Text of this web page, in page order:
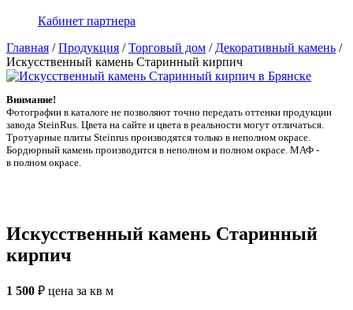
Кабинет партнера
Главная /Продукция /Торговый дом / Декоративный камень /
Искусственный камень Старинный кирпич
Внимание!
Фотографии в каталоге не позволяют точно передать оттенки продукции
заводa SteinRus. Цвета на сайте и цвета в реальности могут отличаться.
Тротуарные плиты Steinrus производятся только в неполном окрасе.
Бордюрный камень производится в неполном и полном окрасе. МАФ -
в полном окрасе.
Искусственный камень Старинный
кирпич
1 500 ₽ цена за кв м